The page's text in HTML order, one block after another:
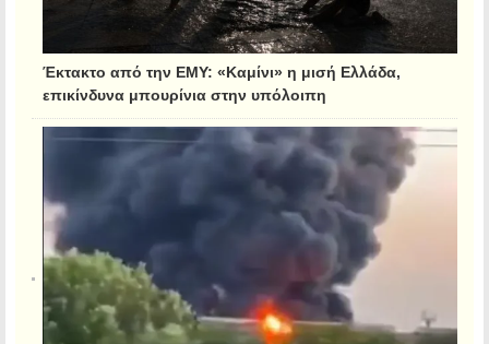
Έκτακτο από την ΕΜΥ: «Καμίνι» η μισή Ελλάδα,
επικίνδυνα μπουρίνια στην υπόλοιπη